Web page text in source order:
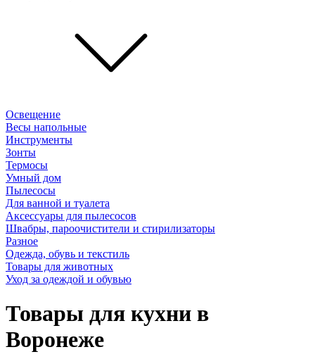
Освещение
Весы напольные
Инструменты
Зонты
Термосы
Умный дом
Пылесосы
Для ванной и туалета
Аксессуары для пылесосов
Швабры, пароочистители и стирилизаторы
Разное
Одежда, обувь и текстиль
Товары для животных
Уход за одеждой и обувью
Товары для кухни в
Воронеже